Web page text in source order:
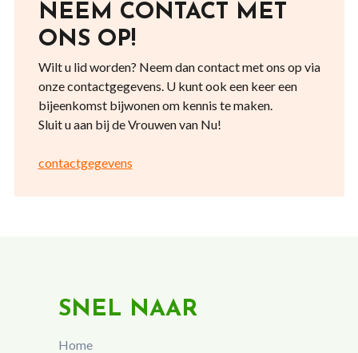
NEEM CONTACT MET
ONS OP!
Wilt u lid worden? Neem dan contact met ons op via
onze contactgegevens. U kunt ook een keer een
bijeenkomst bijwonen om kennis te maken.
Sluit u aan bij de Vrouwen van Nu!
contactgegevens
SNEL NAAR
Home